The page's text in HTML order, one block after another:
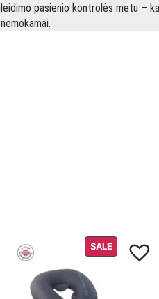
pasienio kontrolės metu –
SALEPRODUCT
ON